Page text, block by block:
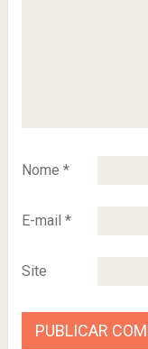
Nome *
E-mail *
Site